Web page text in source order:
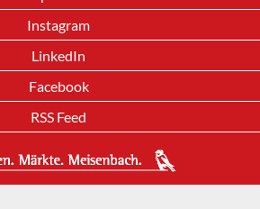
Instagram
LinkedIn
Facebook
RSS Feed